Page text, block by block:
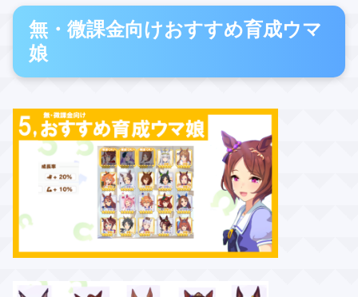
無・微課金向けおすすめ育成ウマ
娘